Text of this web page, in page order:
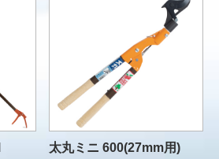
太丸ミニ 600(27mm用)